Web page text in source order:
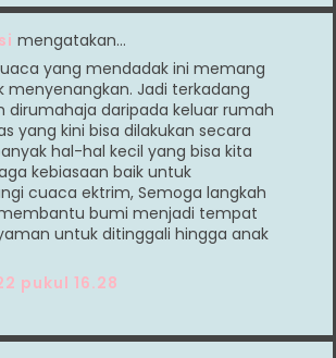
mengatakan…
yang mendadak ini memang
menyenangkan. Jadi terkadang
dirumahaja daripada keluar rumah
yang kini bisa dilakukan secara
hal-hal kecil yang bisa kita
kebiasaan baik untuk
cuaca ektrim, Semoga langkah
bumi menjadi tempat
untuk ditinggali hingga anak
pukul 16.28